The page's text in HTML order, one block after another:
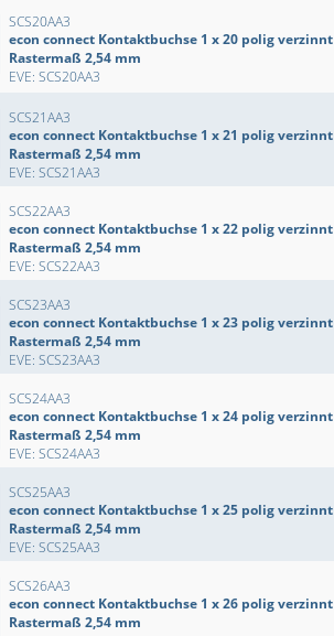
SCS20AA3
econ connect Kontaktbuchse 1 x 20 polig verzinnt
Rastermaß 2,54 mm
EVE: SCS20AA3
SCS21AA3
econ connect Kontaktbuchse 1 x 21 polig verzinnt
Rastermaß 2,54 mm
EVE: SCS21AA3
SCS22AA3
econ connect Kontaktbuchse 1 x 22 polig verzinnt
Rastermaß 2,54 mm
EVE: SCS22AA3
SCS23AA3
econ connect Kontaktbuchse 1 x 23 polig verzinnt
Rastermaß 2,54 mm
EVE: SCS23AA3
SCS24AA3
econ connect Kontaktbuchse 1 x 24 polig verzinnt
Rastermaß 2,54 mm
EVE: SCS24AA3
SCS25AA3
econ connect Kontaktbuchse 1 x 25 polig verzinnt
Rastermaß 2,54 mm
EVE: SCS25AA3
SCS26AA3
econ connect Kontaktbuchse 1 x 26 polig verzinnt
Rastermaß 2,54 mm